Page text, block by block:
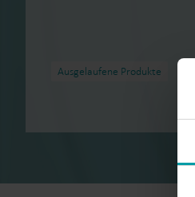
Ausgelaufene Produkte